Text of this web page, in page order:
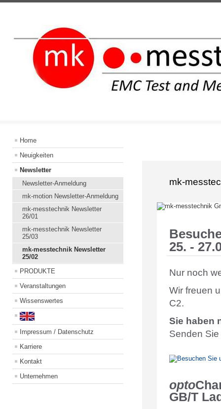
Home
Neuigkeiten
Newsletter
Newsletter-Anmeldung
mk-motion Newsletter-Anmeldung
mk-messtechnik Newsletter
26/01
mk-messtechnik Newsletter
25/03
mk-messtechnik Newsletter
25/02
PRODUKTE
Veranstaltungen
Wissenswertes
Impressum / Datenschutz
Karriere
Kontakt
Unternehmen
mk-
25. -
Nur noch
Wir freuen
C2.
Sie haben
Senden
opto
GB/T